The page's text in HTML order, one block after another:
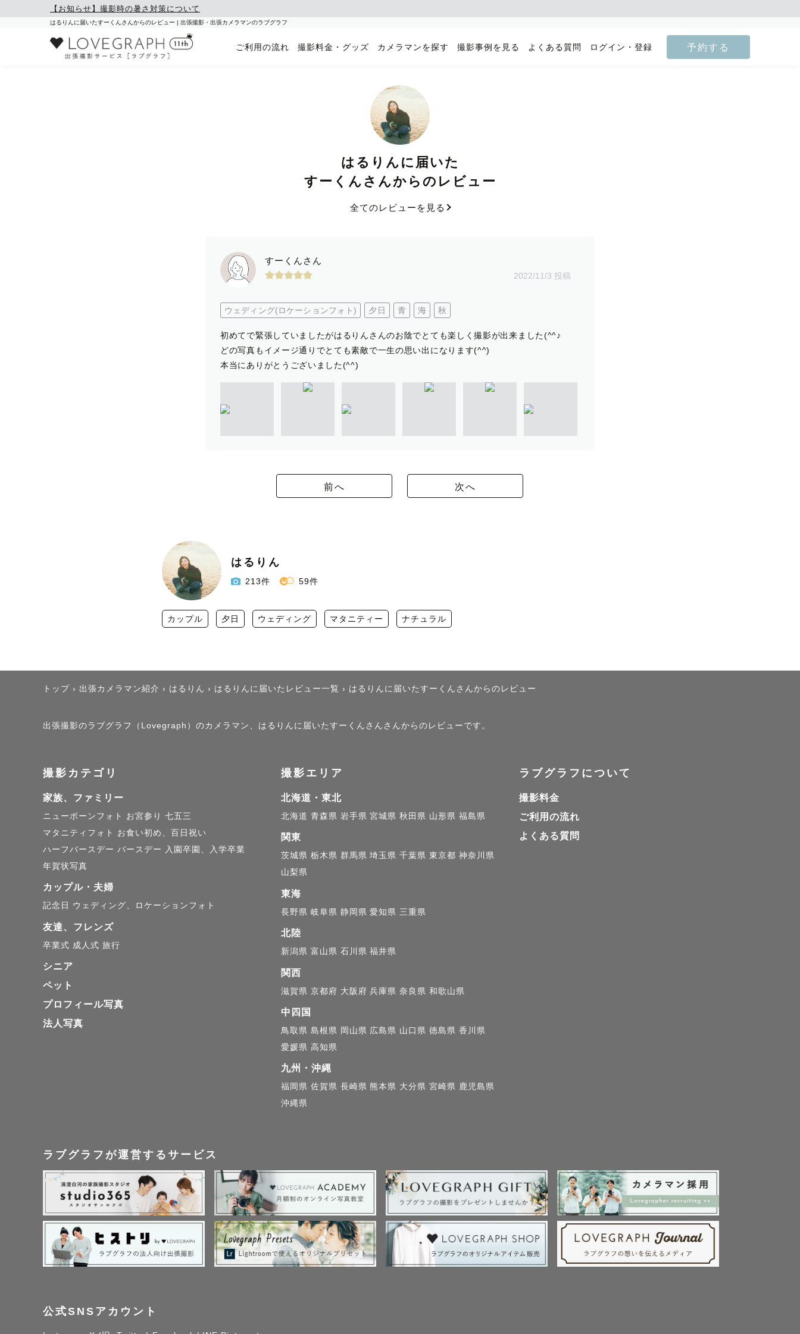
【お知らせ】撮影時の暑さ対策について
はるりんに届いたすーくんさんからのレビュー | 出張撮影・出張カメラマンのラブグラフ
ご利用の流れ 撮影料金・グッズ カメラマンを探す 撮影事例を見る よくある質問 ログイン・登録 予約する
はるりんに届いた
すーくんさんからのレビュー
全てのレビューを見る
すーくんさん
2022/11/3 投稿
ウェディング(ロケーションフォト) 夕日 青 海 秋
初めてで緊張していましたがはるりんさんのお陰でとても楽しく撮影が出来ました(^^♪
どの写真もイメージ通りでとても素敵で一生の思い出になります(^^)
本当にありがとうございました(^^)
前へ 次へ
はるりん
213件 59件
カップル 夕日 ウェディング マタニティー ナチュラル
トップ › 出張カメラマン紹介 › はるりん › はるりんに届いたレビュー一覧 › はるりんに届いたすーくんさんからのレビュー
出張撮影のラブグラフ（Lovegraph）のカメラマン、はるりんに届いたすーくんさんさんからのレビューです。
撮影カテゴリ
家族、ファミリー
ニューボーンフォト お宮参り 七五三
マタニティフォト
お食い初め、百日祝い
ハーフバースデー バースデー
入園卒園、入学卒業
年賀状写真
カップル・夫婦
記念日 ウェディング、ロケーションフォト
友達、フレンズ
卒業式 成人式 旅行
シニア
ペット
プロフィール写真
法人写真
撮影エリア
北海道・東北
北海道 青森県 岩手県 宮城県 秋田県 山形県 福島県
関東
茨城県 栃木県 群馬県 埼玉県 千葉県 東京都 神奈川県
山梨県
東海
長野県 岐阜県 静岡県 愛知県 三重県
北陸
新潟県 富山県 石川県 福井県
関西
滋賀県 京都府 大阪府 兵庫県 奈良県 和歌山県
中四国
鳥取県 島根県 岡山県 広島県 山口県 徳島県 香川県
愛媛県 高知県
九州・沖縄
福岡県 佐賀県 長崎県 熊本県 大分県 宮崎県 鹿児島県
沖縄県
ラブグラフについて
撮影料金
ご利用の流れ
よくある質問
ラブグラフが運営するサービス
公式SNSアカウント